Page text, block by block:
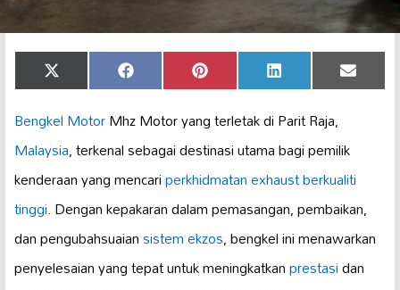
Share
on
X
(Twitter)
Share
on
Facebook Share
on
Pinterest Share
on
LinkedIn Share
on
Email
Bengkel MotorMhz Motor yang terletak di Parit Raja,
Malaysia, terkenal sebagai destinasi utama bagi pemilik
kenderaan yang mencariperkhidmatan exhaustberkualiti
tinggi. Dengan kepakaran dalam pemasangan, pembaikan,
dan pengubahsuaiansistem ekzos, bengkel ini menawarkan
penyelesaian yang tepat untuk meningkatkanprestasidan